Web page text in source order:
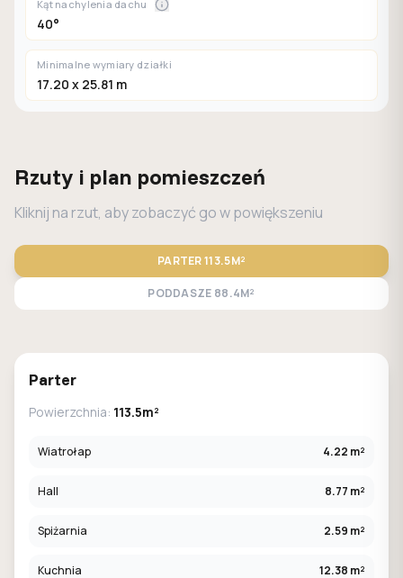
Kąt nachylenia dachu
40°
Minimalne wymiary działki
17.20 x 25.81 m
Rzuty i plan pomieszczeń
Kliknij na rzut, aby zobaczyć go w powiększeniu
PARTER113.5M²
PODDASZE 88.4M²
Parter
Powierzchnia: 113.5m²
Wiatrołap 4.22 m²
Hall 8.77 m²
Spiżarnia 2.59 m²
Kuchnia 12.38 m²